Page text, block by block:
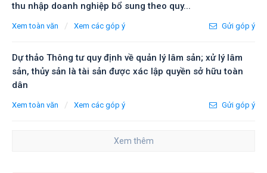
thu nhập doanh nghiệp bổ sung theo quy...
Xem toàn văn / Xem các góp ý Gửi góp ý
Dự thảo Thông tư quy định về quản lý lâm sản; xử lý lâm
sản, thủy sản là tài sản được xác lập quyền sở hữu toàn
dân
Xem toàn văn / Xem các góp ý Gửi góp ý
Xem thêm